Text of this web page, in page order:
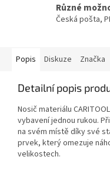
Různé
Česká pošta,
Popis Diskuze Značka
Detailní popis
Nosič materiálu
vybavení jednou rukou.
na svém místě díky své
prvek, který omezuje
velikostech.